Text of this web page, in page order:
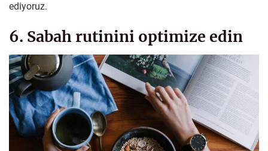
ediyoruz.
6. Sabah rutinini optimize edin